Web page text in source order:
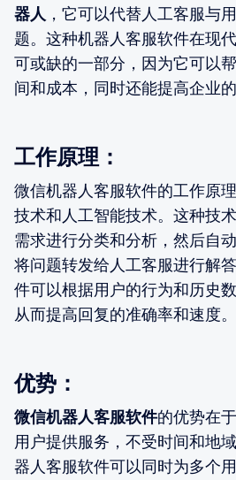
器人 ，它可以代替人工客服与
题。这种机器人客服软件在现
可或缺的一部分，因为它可以
间和成本，同时还能提高企业的
工作原理：
微信机器人客服软件的工作原
技术和人工智能技术。这种技
需求进行分类和分析，然后自
将问题转发给人工客服进行解
件可以根据用户的行为和历史
从而提高回复的准确率和速度。
优势：
微信机器人客服软件的优势在
用户提供服务，不受时间和地
器人客服软件可以同时为多个